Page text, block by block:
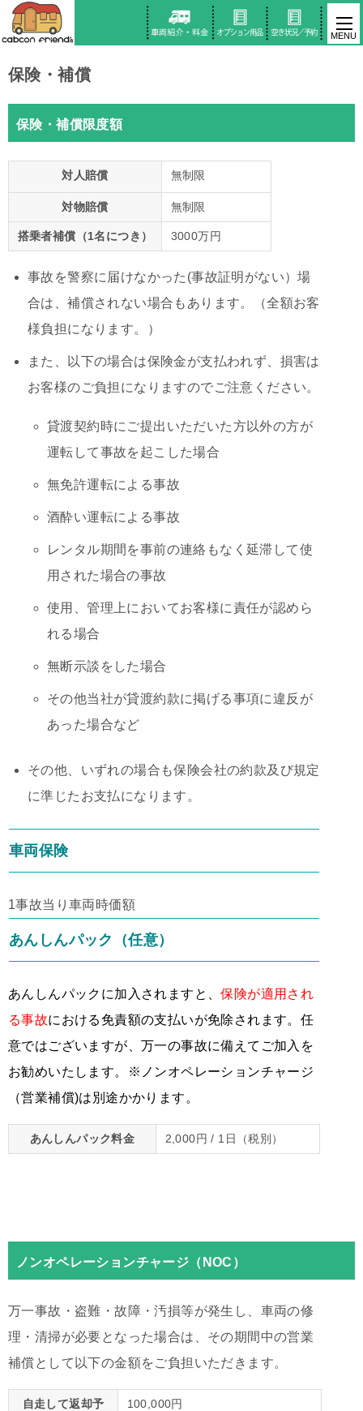
保険・補償
保険・補償限度額
対人賠償 無制限
対物賠償 無制限
搭乗者補償（1名につき） 3000万円
事故を警察に届けなかった(事故証明がない）場
合は、補償されない場合もあります。（全額お客
様負担になります。）
また、以下の場合は保険金が支払われず、損害は
お客様のご負担になりますのでご注意ください。
貸渡契約時にご提出いただいた方以外の方が
運転して事故を起こした場合
無免許運転による事故
酒酔い運転による事故
レンタル期間を事前の連絡もなく延滞して使
用された場合の事故
使用、管理上においてお客様に責任が認めら
れる場合
無断示談をした場合
その他当社が貸渡約款に掲げる事項に違反が
あった場合など
その他、いずれの場合も保険会社の約款及び規定
に準じたお支払になります。
車両保険
1事故当り車両時価額
あんしんパック（任意）
あんしんパックに加入されますと、保険が適用され
る事故における免責額の支払いが免除されます。任
意ではございますが、万一の事故に備えてご加入を
お勧めいたします。※ノンオペレーションチャージ
（営業補償)は別途かかります。
あんしんパック料金 2,000円 / 1日（税別）
ノンオペレーションチャージ（NOC）
万一事故・盗難・故障・汚損等が発生し、車両の修
理・清掃が必要となった場合は、その期間中の営業
補償として以下の金額をご負担いただきます。
自走して返却予
100,000円